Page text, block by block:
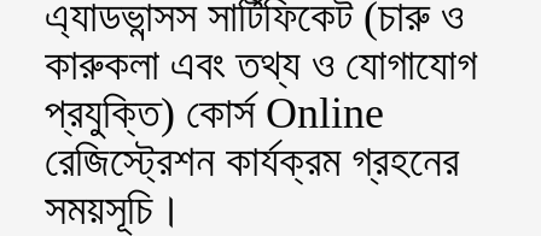
এ্যাডভান্সস সার্টিফিকেট (চারু ও
কারুকলা এবং তথ্য ও যোগাযোগ
প্রযুক্তি) কোর্স Online
রেজিস্ট্রেশন কার্যক্রম গ্রহনের
সময়সূচি।